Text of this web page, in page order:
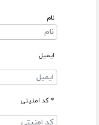
نام
ایمیل
* کد امنیتی